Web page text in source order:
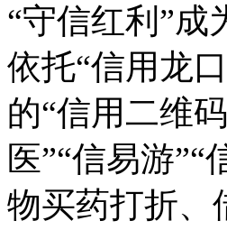
“守信红利”成
依托“信用龙
的“信用二维
医”“信易游
物买药打折